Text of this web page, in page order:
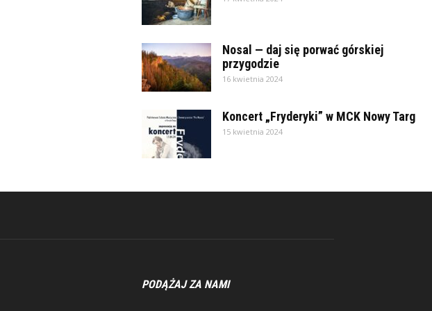
Nosal — daj się porwać górskiej
przygodzie
16 kwietnia 2024
Koncert „Fryderyki” w MCK Nowy Targ
15 kwietnia 2024
PODĄŻAJ ZA NAMI